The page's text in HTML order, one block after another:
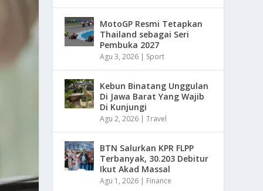
MotoGP Resmi Tetapkan
Thailand sebagai Seri
Pembuka 2027
Agu 3, 2026 | Sport
Kebun Binatang Unggulan
Di Jawa Barat Yang Wajib
Di Kunjungi
Agu 2, 2026 |Travel
BTN Salurkan KPR FLPP
Terbanyak, 30.203 Debitur
Ikut Akad Massal
Agu 1, 2026 | Finance